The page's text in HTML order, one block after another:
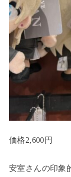
価格2,600円
安室さんの印象